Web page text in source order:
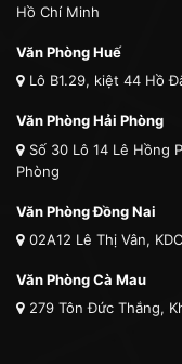
Hồ Chí Minh
Văn Phòng Huế
Lô B1.29, kiệt 44 Hồ
Văn Phòng Hải Phòng
Số 30 Lô 14 Lê Hồng
Phòng
Văn Phòng Đồng Nai
02A12 Lê Thị Vân,
Văn Phòng Cà Mau
279 Tôn Đức Thắng,